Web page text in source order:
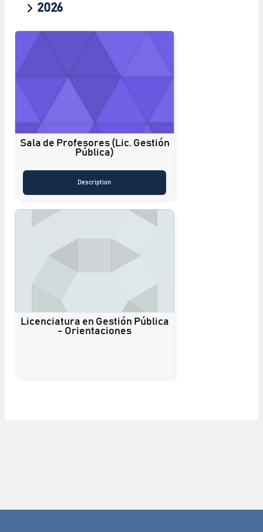
2026
Sala de Profesores (Lic. Gestión
Pública)
Description
Licenciatura en Gestión Pública
- Orientaciones